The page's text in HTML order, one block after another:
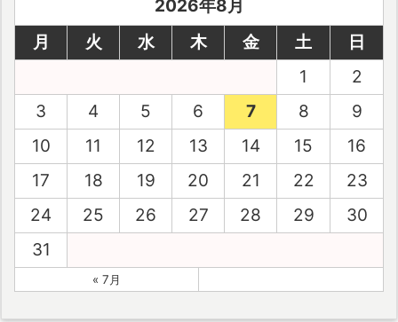
2026年8月
月
火 水 木 金 土
日
1
2
3
4 5 6 7 8
9
10
11 12 13 14 15
16
17
18 19 20 21 22
23
24
25 26 27 28 29
30
31
« 7月